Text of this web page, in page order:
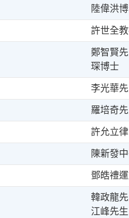
陸偉洪
許世全
鄭智賢
琛博士
李光華
羅培奇
許允立
陳新發
鄧皓禮
韓政龍
江峰先